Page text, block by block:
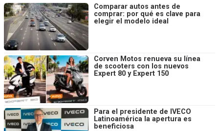
Comparar autos antes de
comprar: por qué es clave para
elegir el modelo ideal
Corven Motos renueva su línea
de scooters con los nuevos
Expert 80 y Expert 150
Para el presidente de IVECO
Latinoamérica la apertura es
beneficiosa